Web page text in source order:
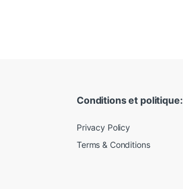
Conditions et politique:
Privacy Policy
Terms & Conditions